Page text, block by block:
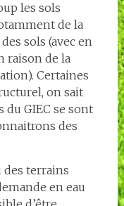
les sols
de la
sols (avec en
raison de la
Certaines
on sait
GIEC se sont
des
des terrains
en eau